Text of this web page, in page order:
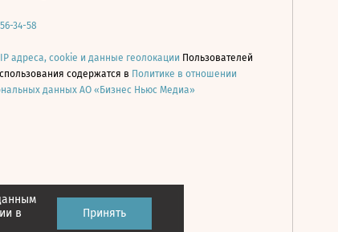
в
Принять
34-58
IP адреса, cookie и данные геолокации Пользователей
содержатся в Политике в отношении
данных АО «Бизнес Ньюс Медиа»